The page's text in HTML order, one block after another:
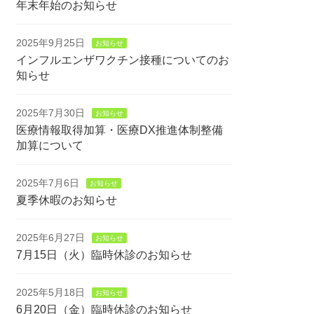
年末年始のお知らせ
2025年9月25日 お知らせ
インフルエンザワクチン接種についてのお
知らせ
2025年7月30日 お知らせ
医療情報取得加算・医療DX推進体制整備
加算について
2025年7月6日 お知らせ
夏季休暇のお知らせ
2025年6月27日 お知らせ
7月15日（火）臨時休診のお知らせ
2025年5月18日 お知らせ
6月20日（金）臨時休診のお知らせ